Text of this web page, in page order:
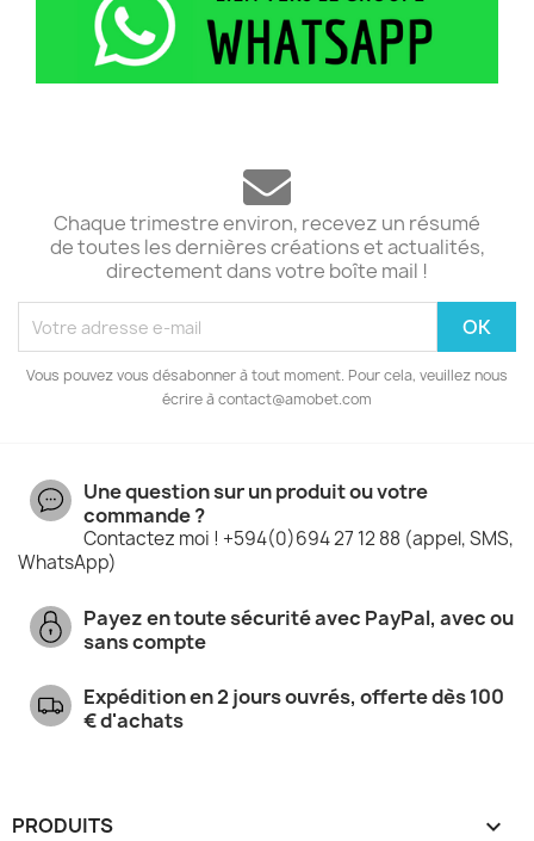
Chaque trimestre environ, recevez un résumé
de toutes les dernières créations et actualités,
directement dans votre boîte mail !
Vous pouvez vous désabonner à tout moment. Pour cela, veuillez nous
écrire à contact@amobet.com
Une question sur un produit ou votre
commande ?
Contactez moi ! +594(0)694 27 12 88 (appel, SMS,
WhatsApp)
Payez en toute sécurité avec PayPal, avec ou
sans compte
Expédition en 2 jours ouvrés, offerte dès 100
€ d'achats
PRODUITS 